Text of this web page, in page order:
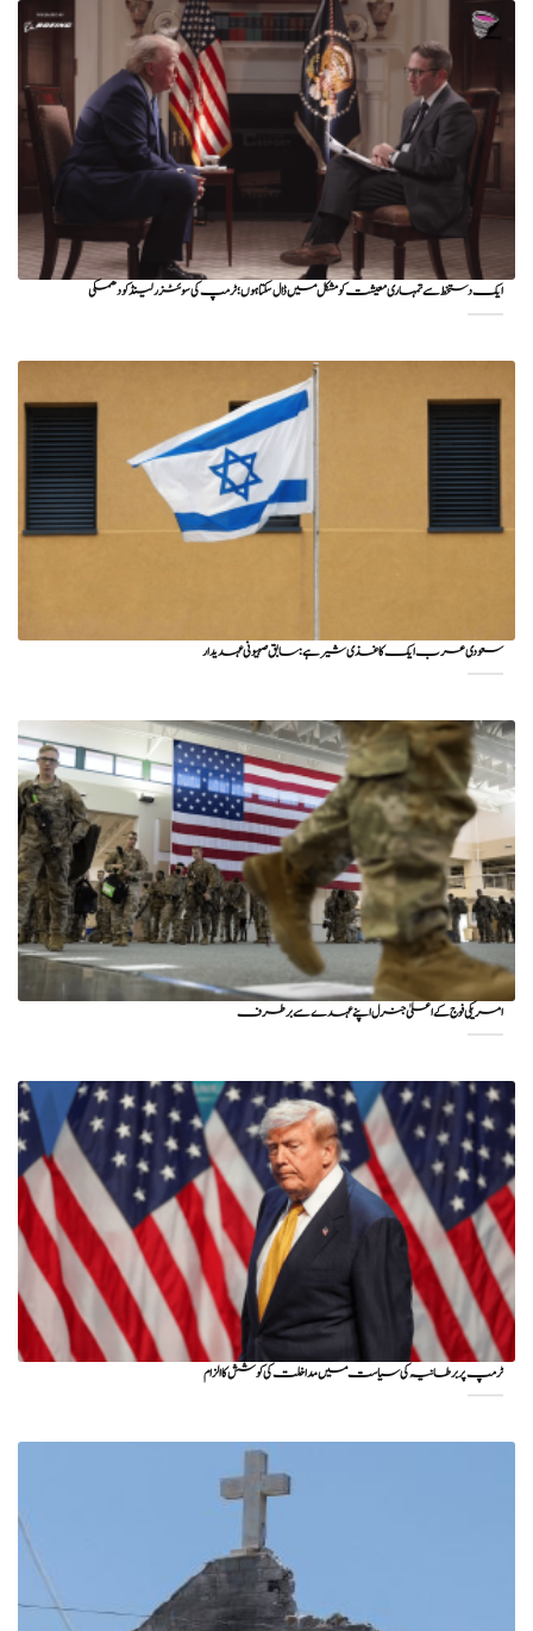
ایک دستخط سے تمہاری معیشت کو مشکل میں ڈال سکتا ہوں؛ ٹرمپ کی سوئٹزرلینڈ کو دھمکی
سعودی عرب ایک کاغذی شیر ہے: سابق صہیونی عہدیدار
امریکی فوج کے اعلیٰ جنرل اپنے عہدے سے برطرف
ٹرمپ پر برطانیہ کی سیاست میں مداخلت کی کوشش کا الزام